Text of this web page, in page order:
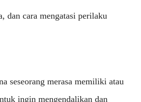
dan cara mengatasi perilaku
seseorang merasa memiliki atau
ingin mengendalikan dan